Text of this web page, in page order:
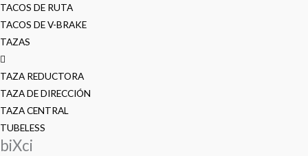
TACOS DE RUTA
TACOS DE V-BRAKE
TAZAS
TAZA REDUCTORA
TAZA DE DIRECCIÓN
TAZA CENTRAL
TUBELESS
biXci